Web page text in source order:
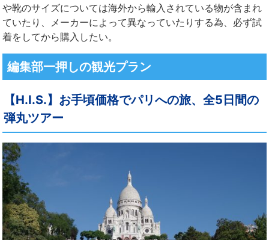
や靴のサイズについては海外から輸入されている物が含まれ
ていたり、メーカーによって異なっていたりする為、必ず試
着をしてから購入したい。
編集部一押しの観光プラン
【H.I.S.】お手頃価格でパリへの旅、全5日間の
弾丸ツアー